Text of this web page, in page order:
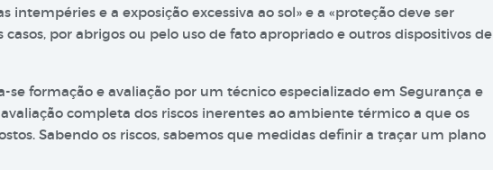
intempéries e a exposição excessiva ao sol» e a «proteção deve ser
casos, por abrigos ou pelo uso de fato apropriado e outros dispositivos de
se formação e avaliação por um técnico especializado em Segurança e
completa dos riscos inerentes ao ambiente térmico a que os
Sabendo os riscos, sabemos que medidas definir a traçar um plano